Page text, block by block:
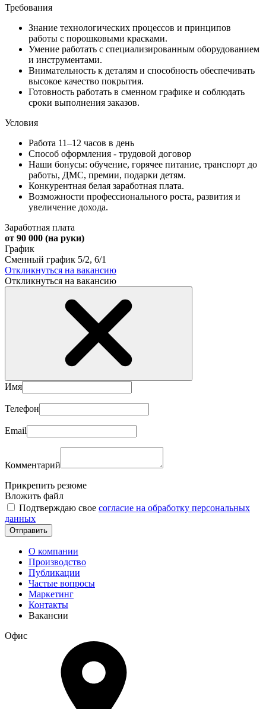
Требования
Знание технологических процессов и принципов
работы с порошковыми красками.
Умение работать с специализированным оборудованием
и инструментами.
Внимательность к деталям и способность обеспечивать
высокое качество покрытия.
Готовность работать в сменном графике и соблюдать
сроки выполнения заказов.
Условия
Работа 11–12 часов в день
Способ оформления - трудовой договор
Наши бонусы: обучение, горячее питание, транспорт до
работы, ДМС, премии, подарки детям.
Конкурентная белая заработная плата.
Возможности профессионального роста, развития и
увеличение дохода.
Заработная плата
от 90 000 (на руки)
График
Сменный график 5/2, 6/1
Откликнуться на вакансию
Откликнуться на вакансию
Имя
Телефон
Email
Комментарий
Прикрепить резюме
Вложить файл
Подтверждаю свое согласие на обработку персональных
данных
Отправить
О компании
Производство
Публикации
Частые вопросы
Маркетинг
Контакты
Вакансии
Офис